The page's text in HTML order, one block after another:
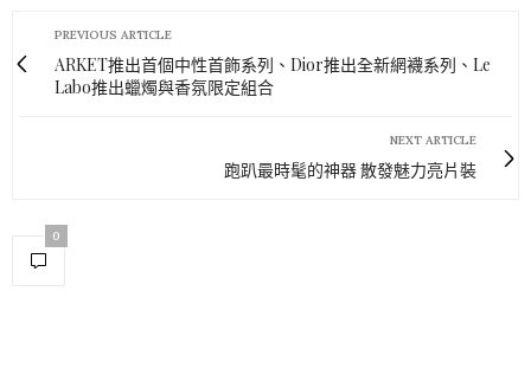
PREVIOUS ARTICLE
ARKET推出首個中性首飾系列、Dior推出全新網襪系列、Le
Labo推出蠟燭與香氛限定組合
NEXT ARTICLE
跑趴最時髦的神器 散發魅力亮片裝
0